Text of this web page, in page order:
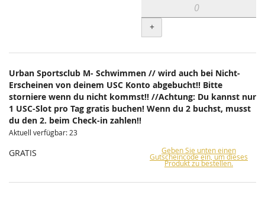
+
Urban Sportsclub M- Schwimmen // wird auch bei Nicht-
Erscheinen von deinem USC Konto abgebucht!! Bitte
storniere wenn du nicht kommst!! //Achtung: Du kannst nur
1 USC-Slot pro Tag gratis buchen! Wenn du 2 buchst, musst
du den 2. beim Check-in zahlen!!
Aktuell verfügbar: 23
GRATIS Geben Sie unten einen
Gutscheincode ein, um dieses
Produkt zu bestellen.